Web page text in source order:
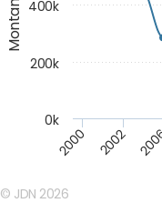
2000 2002
0k
200k
400k
© JDN 2026